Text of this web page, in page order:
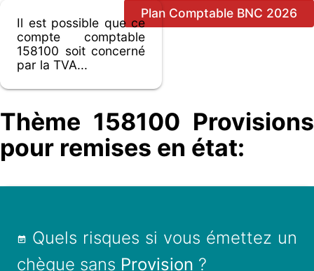
Plan Comptable BNC 2026
Il est possible que ce
compte comptable
158100 soit concerné
par la TVA...
Thème 158100 Provisions
pour remises en état:
Quels risques si vous émettez un
chèque sans Provision ?